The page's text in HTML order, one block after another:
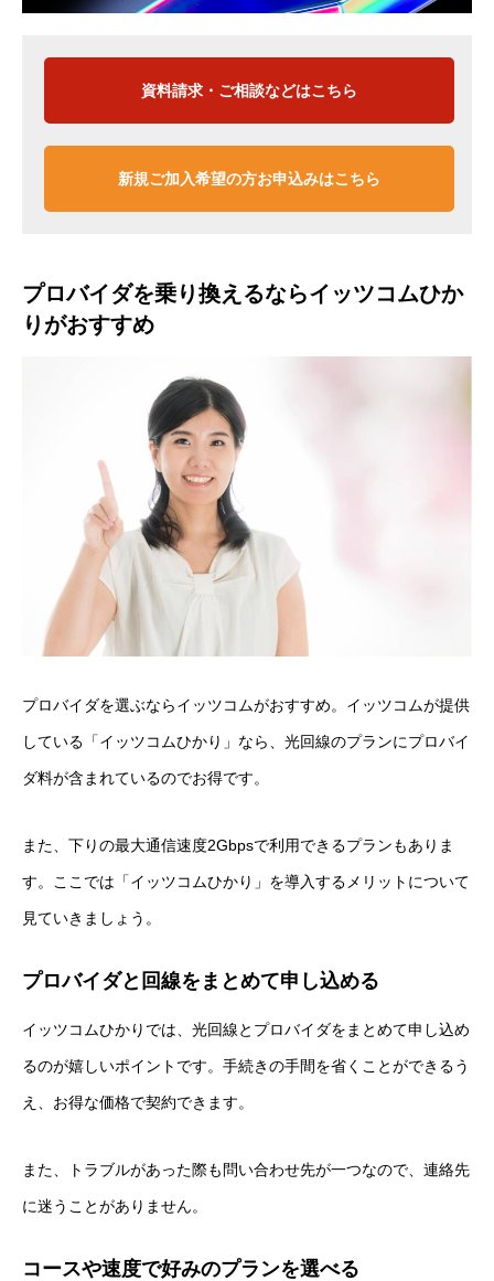
資料請求・ご相談などはこちら
新規ご加入希望の方お申込みはこちら
プロバイダを乗り換えるならイッツコムひか
りがおすすめ
プロバイダを選ぶならイッツコムがおすすめ。イッツコムが提供
している「イッツコムひかり」なら、光回線のプランにプロバイ
ダ料が含まれているのでお得です。
また、下りの最大通信速度2Gbpsで利用できるプランもありま
す。ここでは「イッツコムひかり」を導入するメリットについて
見ていきましょう。
プロバイダと回線をまとめて申し込める
イッツコムひかりでは、光回線とプロバイダをまとめて申し込め
るのが嬉しいポイントです。手続きの手間を省くことができるう
え、お得な価格で契約できます。
また、トラブルがあった際も問い合わせ先が一つなので、連絡先
に迷うことがありません。
コースや速度で好みのプランを選べる